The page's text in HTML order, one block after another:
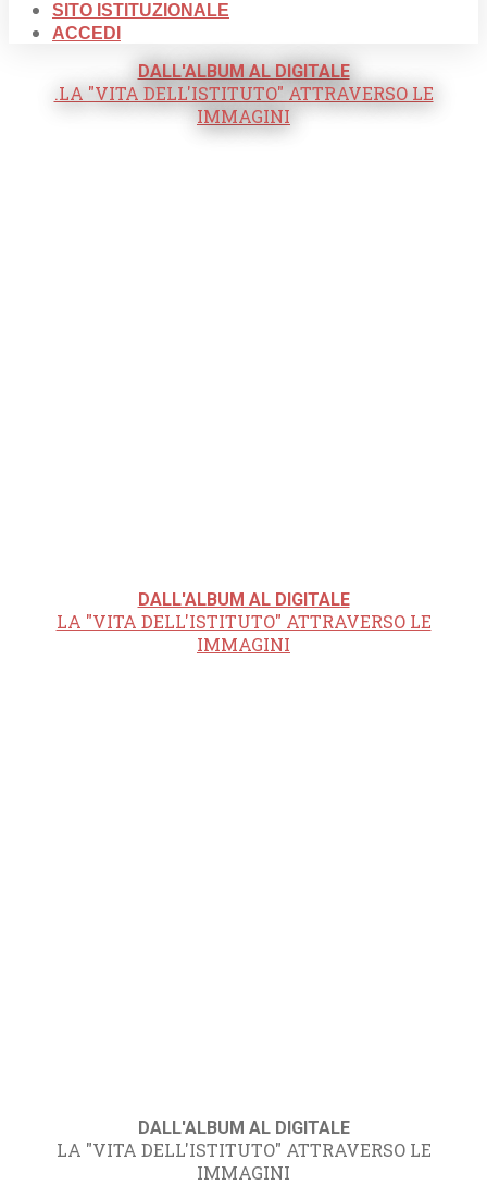
SITO ISTITUZIONALE
ACCEDI
DALL'ALBUM AL DIGITALE
.LA "VITA DELL'ISTITUTO" ATTRAVERSO LE
IMMAGINI
DALL'ALBUM AL DIGITALE
LA "VITA DELL'ISTITUTO" ATTRAVERSO LE
IMMAGINI
DALL'ALBUM AL DIGITALE
LA "VITA DELL'ISTITUTO" ATTRAVERSO LE
IMMAGINI